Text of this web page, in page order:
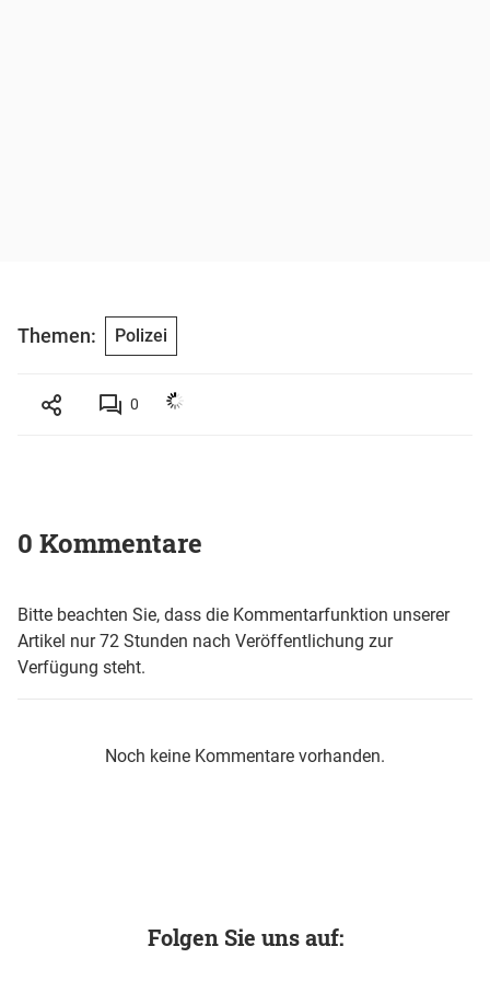
Themen: Polizei
0
0 Kommentare
Bitte beachten Sie, dass die Kommentarfunktion unserer
Artikel nur 72 Stunden nach Veröffentlichung zur
Verfügung steht.
Noch keine Kommentare vorhanden.
Folgen Sie uns auf: